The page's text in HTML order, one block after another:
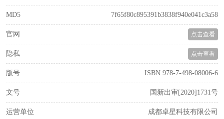
MD5 7f65f80c895391b3838f940e041c3a58
官网 点击查看
隐私 点击查看
版号 ISBN 978-7-498-08006-6
文号 国新出审[2020]1731号
运营单位 成都卓星科技有限公司